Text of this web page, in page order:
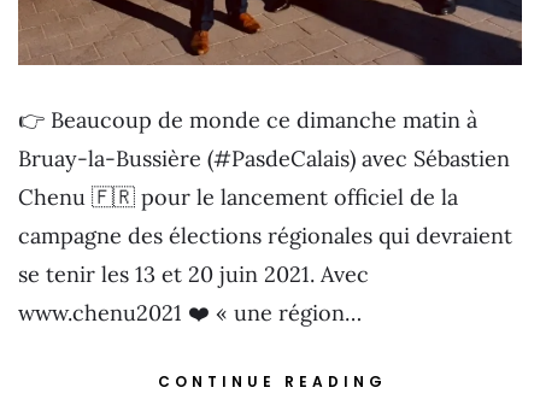
👉 Beaucoup de monde ce dimanche matin à
Bruay-la-Bussière (#PasdeCalais) avec Sébastien
Chenu 🇫🇷 pour le lancement officiel de la
campagne des élections régionales qui devraient
se tenir les 13 et 20 juin 2021. Avec
www.chenu2021 ❤️ « une région…
CONTINUE READING